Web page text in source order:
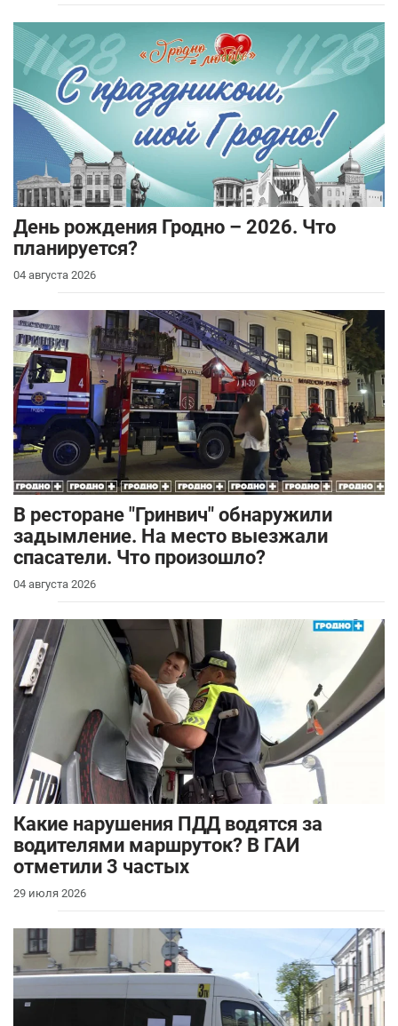
День рождения Гродно – 2026. Что
планируется?
04 августа 2026
В ресторане "Гринвич" обнаружили
задымление. На место выезжали
спасатели. Что произошло?
04 августа 2026
Какие нарушения ПДД водятся за
водителями маршруток? В ГАИ
отметили 3 частых
29 июля 2026